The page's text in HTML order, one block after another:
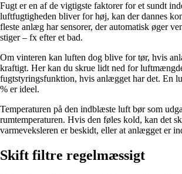
Fugt er en af de vigtigste faktorer for et sundt
luftfugtigheden bliver for høj, kan der dannes
fleste anlæg har sensorer, der automatisk øger
stiger – fx efter et bad.
Om vinteren kan luften dog blive for tør, hvis
kraftigt. Her kan du skrue lidt ned for
fugtstyringsfunktion, hvis anlægget har det. En
% er ideel.
Temperaturen på den indblæste luft bør som
rumtemperaturen. Hvis den føles kold, kan det
varmeveksleren er beskidt, eller at anlægget er
Skift filtre regelmæssigt